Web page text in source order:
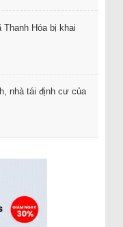
Thanh Hóa bị khai
nhà tái định cư của